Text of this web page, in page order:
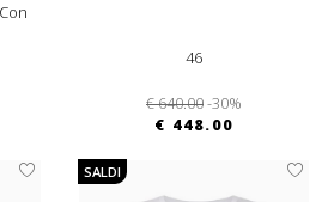
46
€ 640.00-30%
€ 448.00
SALDI